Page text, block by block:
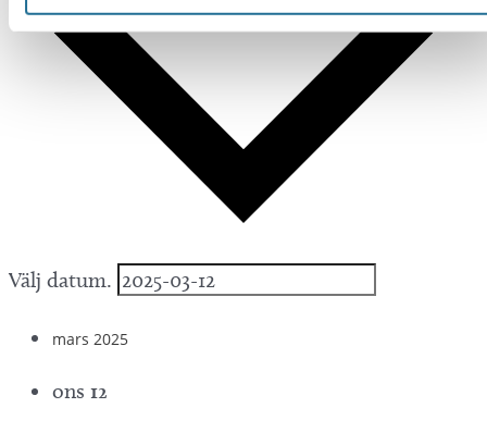
Välj datum.
mars 2025
ons 12